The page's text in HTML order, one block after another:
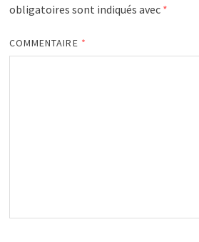
obligatoires sont indiqués avec *
COMMENTAIRE *